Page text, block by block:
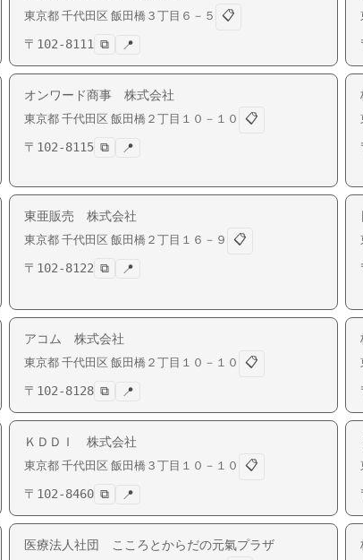
東京都 千代田区 飯田橋 ３丁目６－５
📋
〒 102-8111 ⧉ 📍
オンワード商事 株式会社
東京都 千代田区 飯田橋 ２丁目１０－１０
📋
〒 102-8115 ⧉ 📍
東亜販売 株式会社
東京都 千代田区 飯田橋 ２丁目１６－９
📋
〒 102-8122 ⧉ 📍
アコム 株式会社
東京都 千代田区 飯田橋 ２丁目１０－１０
📋
〒 102-8128 ⧉ 📍
ＫＤＤＩ 株式会社
東京都 千代田区 飯田橋 ３丁目１０－１０
📋
〒 102-8460 ⧉ 📍
医療法人社団 こころとからだの元氣プラザ